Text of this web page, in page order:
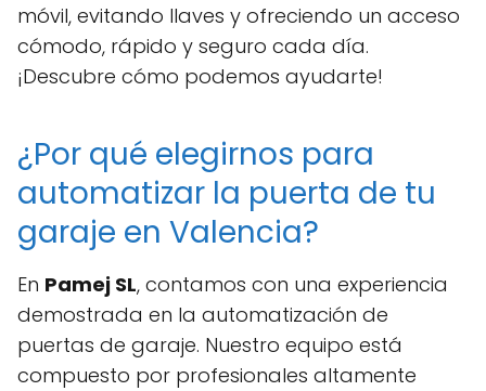
móvil, evitando llaves y ofreciendo un acceso
cómodo, rápido y seguro cada día.
¡Descubre cómo podemos ayudarte!
¿Por qué elegirnos para
automatizar la puerta de tu
garaje en Valencia?
En Pamej SL, contamos con una experiencia
demostrada en la automatización de
puertas de garaje. Nuestro equipo está
compuesto por profesionales altamente